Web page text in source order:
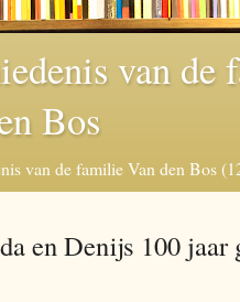
van de
Bos
van de familie Van den Bos
en Denijs 100 jaar